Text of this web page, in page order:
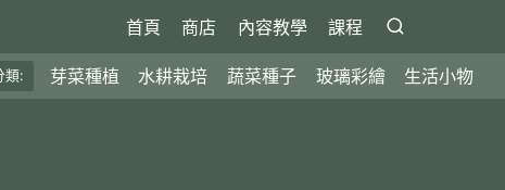
首頁 商店 內容教學 課程
類: 芽菜種植 水耕栽培 蔬菜種子 玻璃彩繪 生活小物